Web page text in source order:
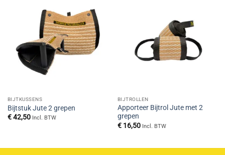
BIJTKUSSENS
Bijtstuk Jute 2 grepen
€42,50 Incl. BTW
BIJTROLLEN
Apporteer Bijtrol Jute met 2
grepen
€16,50 Incl. BTW